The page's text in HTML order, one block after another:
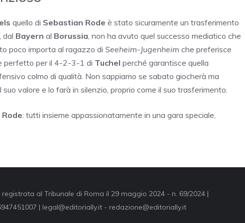
quello di Sebastian Rode è stato sicuramente un trasferimento
dal Bayern al Borussia, non ha avuto quel successo mediatico che
poco importa al ragazzo di Seeheim-Jugenheim che preferisce
perfetto per il 4-2-3-1 di Tuchel perché garantisce quella
colmo di qualità. Non sappiamo se sabato giocherà ma
valore e lo farà in silenzio, proprio come il suo trasferimento.
: tutti insieme appassionatamente in una gara speciale,
al Tribunale di Roma il 29 maggio 2024 - n. 69/2024 |
| legal@editorially.it - redazione@editorially.it